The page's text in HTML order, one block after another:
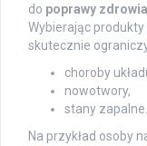
do poprawy
Wybierając
skutecznie
choroby
nowotwory,
stany zapalne.
Na przykład osoby